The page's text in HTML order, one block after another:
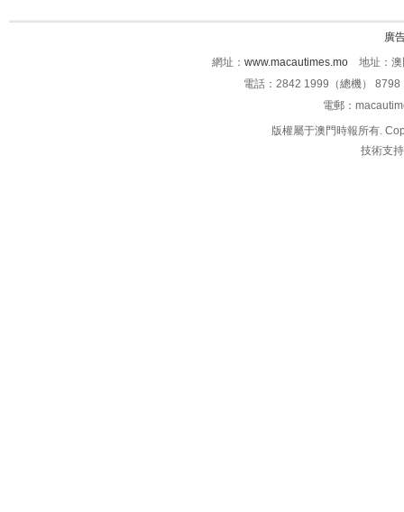
廣
網址： www.macautimes.mo 地址：澳
電話：2842 1999（總機）
電郵：
版權屬于澳門時報所有.
技術支